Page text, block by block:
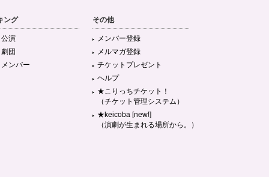
ング
演
団
ンバー
その他
メンバー登録
メルマガ登録
チケットプレゼント
ヘルプ
★こりっちチケット！
（チケット管理システム）
★keicoba [new!]
（演劇が生まれる場所から。）